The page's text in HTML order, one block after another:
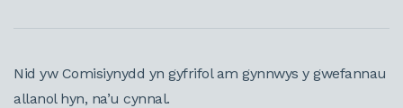
Nid yw Comisiynydd yn gyfrifol am gynnwys y gwefannau
allanol hyn, na’u cynnal.